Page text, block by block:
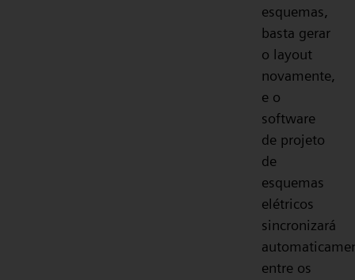
esquemas,
basta gerar
o layout
novamente,
e o
software
de projeto
de
esquemas
elétricos
sincronizará
entre os